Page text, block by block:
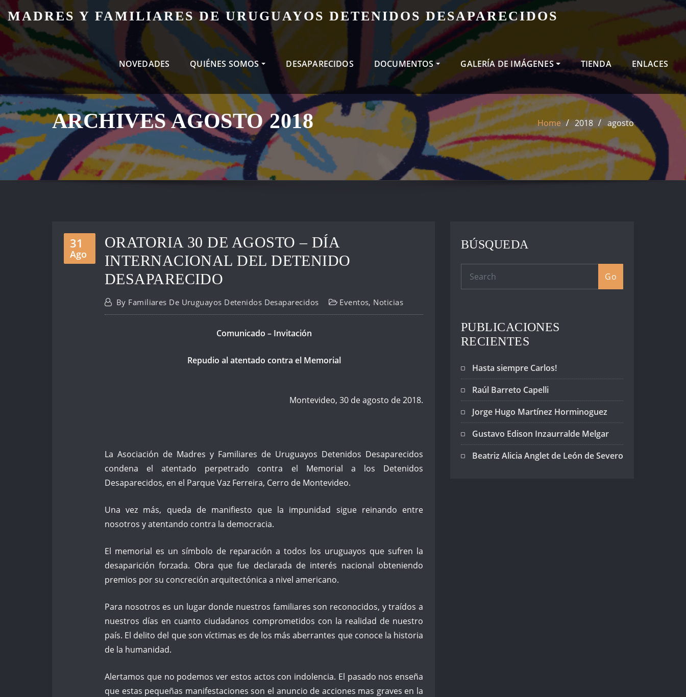
Skip
to
content
MADRES Y FAMILIARES DE URUGUAYOS DETENIDOS DESAPARECIDOS
NOVEDADES QUIÉNES SOMOS DESAPARECIDOS DOCUMENTOS GALERÍA DE IMÁGENES TIENDA ENLACES
ARCHIVES AGOSTO 2018 Home 2018 agosto
31
Ago
ORATORIA 30 DE AGOSTO – DÍA
INTERNACIONAL DEL DETENIDO
DESAPARECIDO
By Familiares De Uruguayos Detenidos Desaparecidos Eventos, Noticias
Comunicado – Invitación
Repudio al atentado contra el Memorial
Montevideo, 30 de agosto de 2018.
La Asociación de Madres y Familiares de Uruguayos Detenidos Desaparecidos
condena el atentado perpetrado contra el Memorial a los Detenidos
Desaparecidos, en el Parque Vaz Ferreira, Cerro de Montevideo.
Una vez más, queda de manifiesto que la impunidad sigue reinando entre
nosotros y atentando contra la democracia.
El memorial es un símbolo de reparación a todos los uruguayos que sufren la
desaparición forzada. Obra que fue declarada de interés nacional obteniendo
premios por su concreción arquitectónica a nivel americano.
Para nosotros es un lugar donde nuestros familiares son reconocidos, y traídos a
nuestros días en cuanto ciudadanos comprometidos con la realidad de nuestro
país. El delito del que son víctimas es de los más aberrantes que conoce la historia
de la humanidad.
Alertamos que no podemos ver estos actos con indolencia. El pasado nos enseña
que estas pequeñas manifestaciones son el anuncio de acciones mas graves en la
BÚSQUEDA
Go
PUBLICACIONES
RECIENTES
Hasta siempre Carlos!
Raúl Barreto Capelli
Jorge Hugo Martínez Horminoguez
Gustavo Edison Inzaurralde Melgar
Beatriz Alicia Anglet de León de Severo